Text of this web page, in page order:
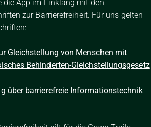
die App im Einklang mit den
zur Barrierefreiheit. Für uns gelten
Gleichstellung von Menschen mit
Behinderten-Gleichstellungsgesetz
über barrierefreie Informationstechnik